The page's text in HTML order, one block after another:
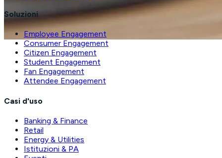
Soluzioni
Employee Engagement
Consumer Engagement
Citizen Engagement
Student Engagement
Fan Engagement
Attendee Engagement
Casi d'uso
Banking & Finance
Retail
Energy & Utilities
Istituzioni & PA